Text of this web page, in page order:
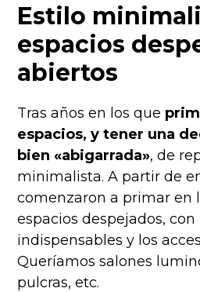
Estilo
espacios
abiertos
Tras años en los que
espacios, y tener una
bien «abigarrada», de
minimalista. A partir de
comenzaron a primar en
espacios despejados,
indispensables y los
Queríamos salones
pulcras, etc.